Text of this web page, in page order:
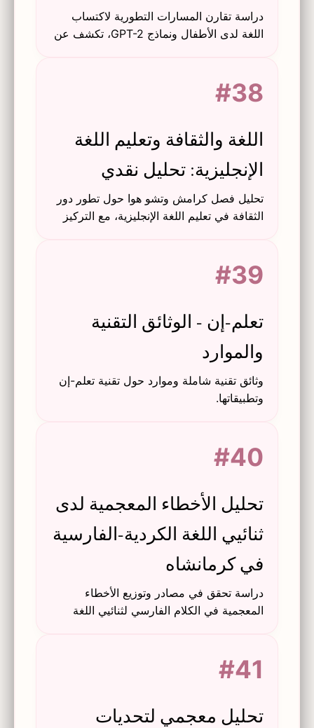
دراسة تقارن المسارات التطورية لاكتساب
اللغة لدى الأطفال ونماذج GPT-2، تكشف عن
#38
اللغة والثقافة وتعليم اللغة
الإنجليزية: تحليل نقدي
تحليل فصل كرامش وتشو هوا حول تطور دور
الثقافة في تعليم اللغة الإنجليزية، مع التركيز
#39
تعلم-إن - الوثائق التقنية
والموارد
وثائق تقنية شاملة وموارد حول تقنية تعلم-إن
وتطبيقاتها.
#40
تحليل الأخطاء المعجمية لدى
ثنائيي اللغة الكردية-الفارسية
في كرمانشاه
دراسة تحقق في مصادر وتوزيع الأخطاء
المعجمية في الكلام الفارسي لثنائيي اللغة
#41
تحليل معجمي لتحديات